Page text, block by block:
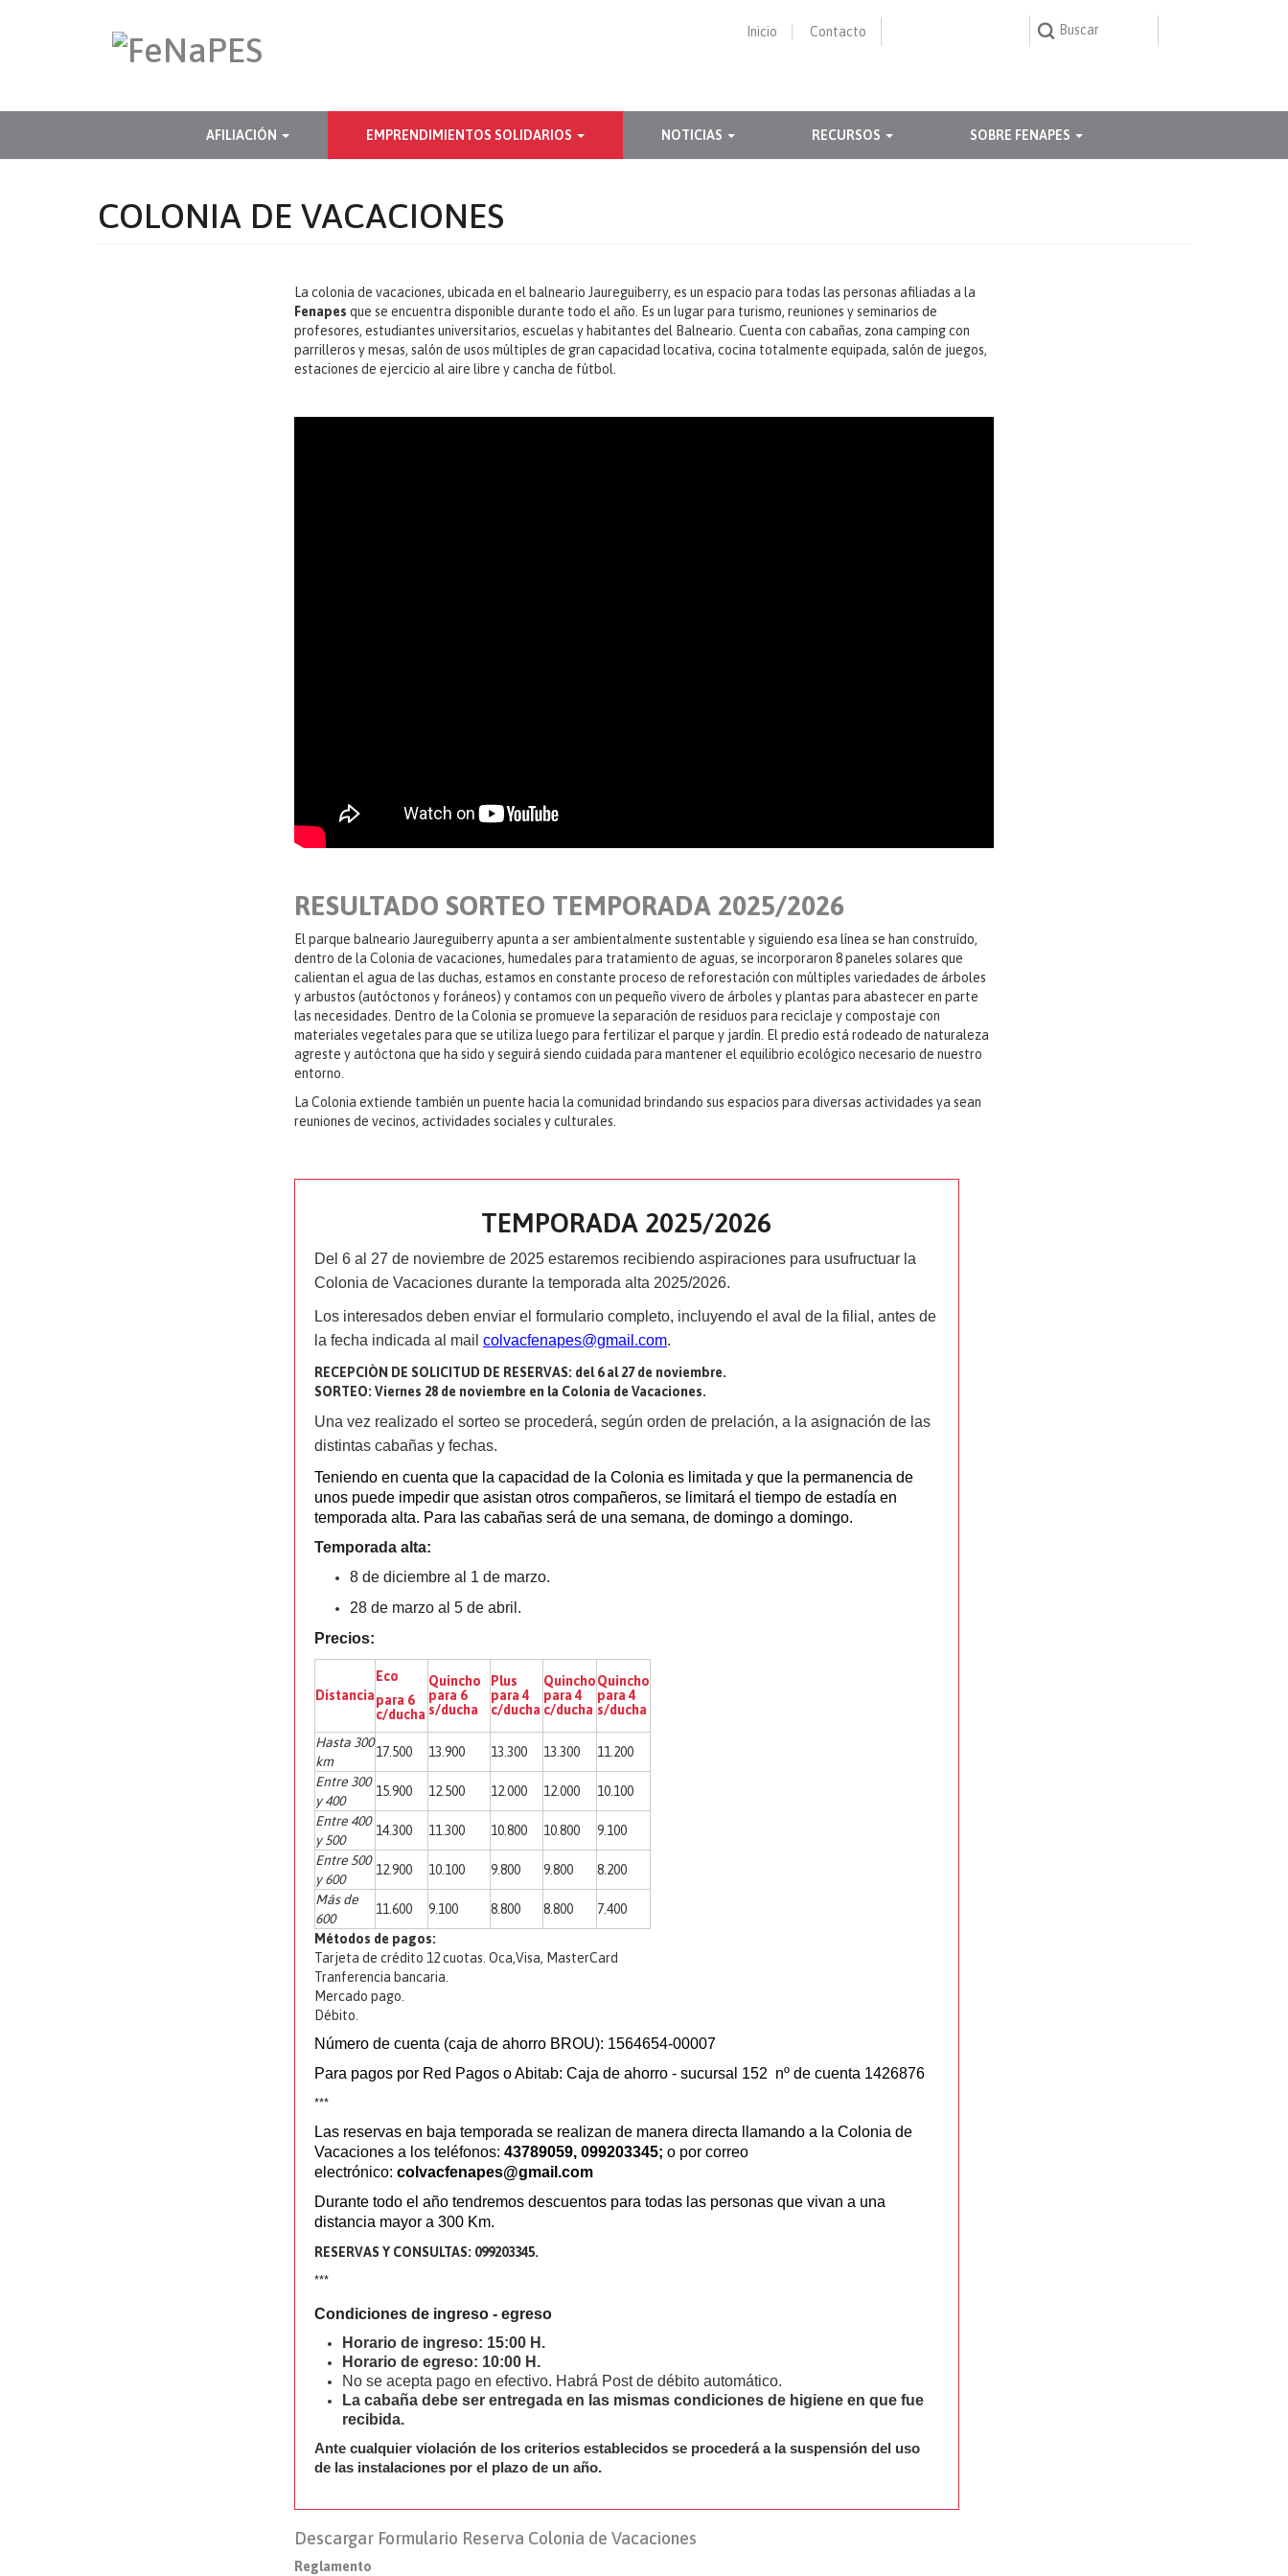
Buscar
Inicio Contacto
PRINCIPAL
AFILIACIÓN EMPRENDIMIENTOS SOLIDARIOS NOTICIAS RECURSOS SOBRE FENAPES
COLONIA DE VACACIONES
La colonia de vacaciones, ubicada en el balneario Jaureguiberry, es un espacio para todas las personas afiliadas a la
Fenapes que se encuentra disponible durante todo el año. Es un lugar para turismo, reuniones y seminarios de
profesores, estudiantes universitarios, escuelas y habitantes del Balneario. Cuenta con cabañas, zona camping con
parrilleros y mesas, salón de usos múltiples de gran capacidad locativa, cocina totalmente equipada, salón de juegos,
estaciones de ejercicio al aire libre y cancha de fútbol.
RESULTADO SORTEO TEMPORADA 2025/2026
El parque balneario Jaureguiberry apunta a ser ambientalmente sustentable y siguiendo esa línea se han construído,
dentro de la Colonia de vacaciones, humedales para tratamiento de aguas, se incorporaron 8 paneles solares que
calientan el agua de las duchas, estamos en constante proceso de reforestación con múltiples variedades de árboles
y arbustos (autóctonos y foráneos) y contamos con un pequeño vivero de árboles y plantas para abastecer en parte
las necesidades. Dentro de la Colonia se promueve la separación de residuos para reciclaje y compostaje con
materiales vegetales para que se utiliza luego para fertilizar el parque y jardín. El predio está rodeado de naturaleza
agreste y autóctona que ha sido y seguirá siendo cuidada para mantener el equilibrio ecológico necesario de nuestro
entorno.
La Colonia extiende también un puente hacia la comunidad brindando sus espacios para diversas actividades ya sean
reuniones de vecinos, actividades sociales y culturales.
TEMPORADA 2025/2026
Del 6 al 27 de noviembre de 2025 estaremos recibiendo aspiraciones para usufructuar la
Colonia de Vacaciones durante la temporada alta 2025/2026.
Los interesados deben enviar el formulario completo, incluyendo el aval de la filial, antes de
la fecha indicada al mail colvacfenapes@gmail.com.
RECEPCIÒN DE SOLICITUD DE RESERVAS: del 6 al 27 de noviembre.
SORTEO: Viernes 28 de noviembre en la Colonia de Vacaciones.
Una vez realizado el sorteo se procederá, según orden de prelación, a la asignación de las
distintas cabañas y fechas.
Teniendo en cuenta que la capacidad de la Colonia es limitada y que la permanencia de
unos puede impedir que asistan otros compañeros, se limitará el tiempo de estadía en
temporada alta. Para las cabañas será de una semana, de domingo a domingo.
Temporada alta:
8 de diciembre al 1 de marzo.
28 de marzo al 5 de abril.
Precios:
Distancia
Eco
para 6
c/ducha
Quincho
para 6
s/ducha
Plus
para 4
c/ducha
Quincho
para 4
c/ducha
Quincho
para 4
s/ducha
Hasta 300
km
17.500 13.900 13.300 13.300
11.200
Entre 300
y 400
15.900 12.500 12.000 12.000
10.100
Entre 400
y 500
14.300 11.300 10.800 10.800
9.100
Entre 500
y 600
12.900 10.100 9.800 9.800
8.200
Más de
600
11.600 9.100 8.800 8.800
7.400
Métodos de pagos:
Tarjeta de crédito 12 cuotas. Oca,Visa, MasterCard
Tranferencia bancaria.
Mercado pago.
Débito.
Número de cuenta (caja de ahorro BROU): 1564654-00007
Para pagos por Red Pagos o Abitab: Caja de ahorro - sucursal 152 nº de cuenta 1426876
***
Las reservas en baja temporada se realizan de manera directa llamando a la Colonia de
Vacaciones a los teléfonos: 43789059, 099203345; o por correo
electrónico: colvacfenapes@gmail.com
Durante todo el año tendremos descuentos para todas las personas que vivan a una
distancia mayor a 300 Km.
RESERVAS Y CONSULTAS: 099203345.
***
Condiciones de ingreso - egreso
Horario de ingreso: 15:00 H.
Horario de egreso: 10:00 H.
No se acepta pago en efectivo. Habrá Post de débito automático.
La cabaña debe ser entregada en las mismas condiciones de higiene en que fue
recibida.
Ante cualquier violación de los criterios establecidos se procederá a la suspensión del uso
de las instalaciones por el plazo de un año.
Descargar Formulario Reserva Colonia de Vacaciones
Reglamento